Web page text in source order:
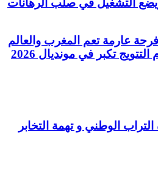
عارمة تعم المغرب والعالم
تكبر في مونديال 2026
الوطني و تهمة التخابر